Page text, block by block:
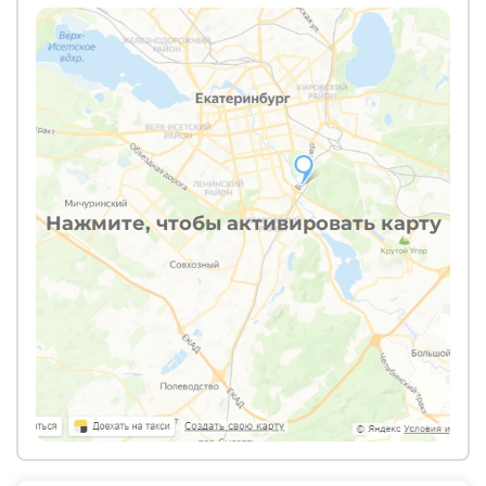
Нажмите, чтобы активировать карту